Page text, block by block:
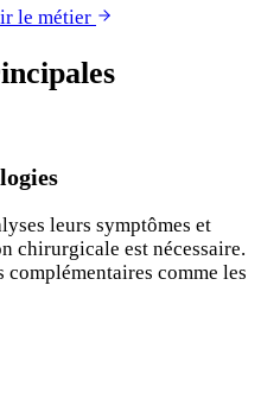
le métier
leurs symptômes et
chirurgicale est nécessaire.
complémentaires comme les